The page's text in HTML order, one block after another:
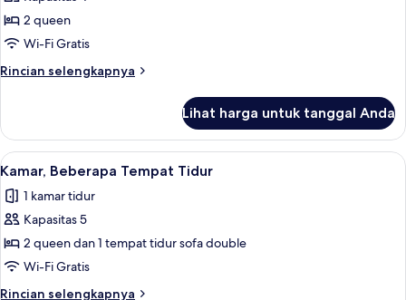
(Roll-
in
Kamar,
2
Tempat
Tidur
2 queen
Wi-Fi Gratis
Rincian selengkapnya
Rincian
Kamar,
Tempat
Queen
Lihat harga untuk tanggal Anda
Lihat
semua
foto
untuk
Kamar,
Beberapa
Tempat
Seprai premium, meja kerja, dan
5
Kamar, Beberapa Tempat Tidur
1 kamar tidur
Kapasitas 5
2 queen dan 1 tempat tidur sofa double
Wi-Fi Gratis
Rincian selengkapnya
Rincian